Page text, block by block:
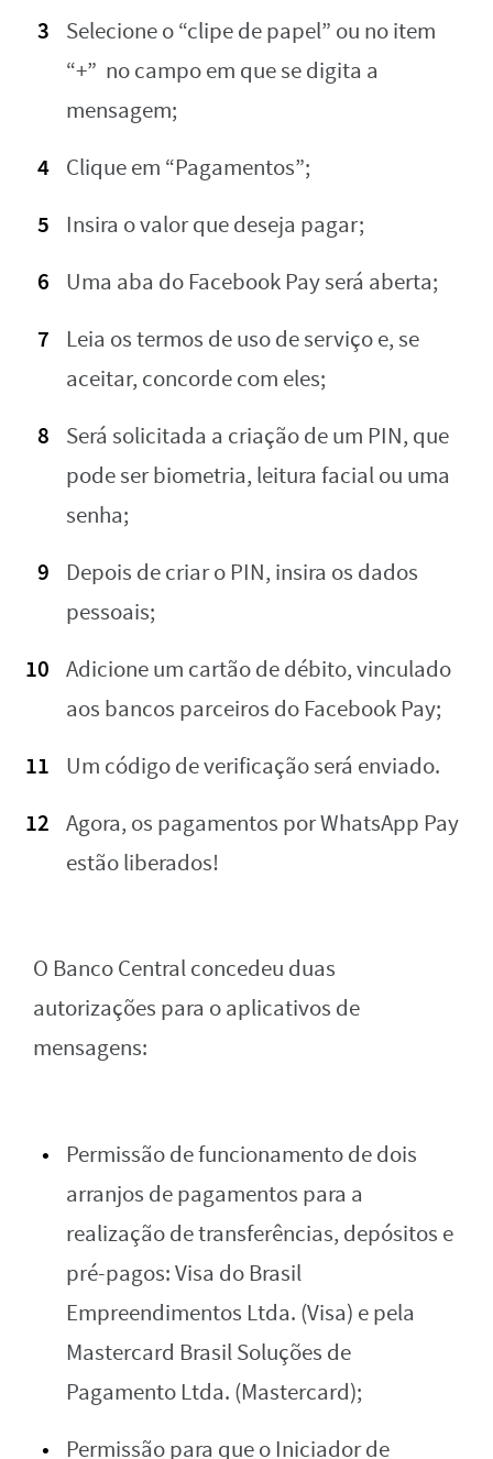
Selecione o “clipe de papel” ou no item
“+” no campo em que se digita a
mensagem;
Clique em “Pagamentos”;
Insira o valor que deseja pagar;
Uma aba do Facebook Pay será aberta;
Leia os termos de uso de serviço e, se
aceitar, concorde com eles;
Será solicitada a criação de um PIN, que
pode ser biometria, leitura facial ou uma
senha;
Depois de criar o PIN, insira os dados
pessoais;
Adicione um cartão de débito, vinculado
aos bancos parceiros do Facebook Pay;
Um código de verificação será enviado.
Agora, os pagamentos por WhatsApp Pay
estão liberados!
O Banco Central concedeu duas
autorizações para o aplicativos de
mensagens:
Permissão de funcionamento de dois
arranjos de pagamentos para a
realização de transferências, depósitos e
pré-pagos: Visa do Brasil
Empreendimentos Ltda. (Visa) e pela
Mastercard Brasil Soluções de
Pagamento Ltda. (Mastercard);
Permissão para que o Iniciador de